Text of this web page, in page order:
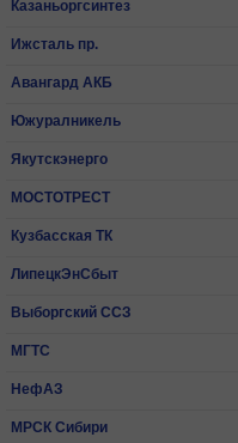
Казаньоргсинтез
Ижсталь пр.
Авангард АКБ
Южуралникель
Якутскэнерго
МОСТОТРЕСТ
Кузбасская ТК
ЛипецкЭнСбыт
Выборгский ССЗ
МГТС
НефАЗ
МРСК Сибири